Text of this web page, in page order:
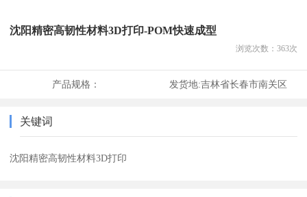
沈阳精密高韧性材料3D打印-POM快速成型
浏览次数： 363次
产品规格： 发货地:吉林省长春市南关区
关键词
沈阳精密高韧性材料3D打印